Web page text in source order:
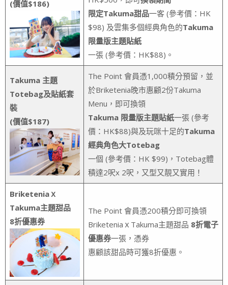
(價值$186)
限定Takuma甜品一客 (參考價：HK
$98) 及雲集多個經典角色的Takuma
限量版主題貼紙
一張 (參考價：HK$88)。
Takuma 主題
Totebag及貼紙套
裝
(價值$187)
The Point 會員憑1,000積分預留，並
於Briketenia晚市惠顧2份Takuma
Menu，即可換領
Takuma 限量版主題貼紙一張 (參考
價：HK$88)與及玩咪十足的Takuma
經典角色大Totebag
一個 (參考價：HK $99)，Totebag體
積達2呎x 2呎，又型又靚又實用！
Briketeniaｘ
Takuma主題甜品
8折優惠券
The Point 會員憑200積分即可換領
BriketeniaｘTakuma主題甜品 8折電子
優惠券一張，憑券
惠顧該甜品時可獲8折優惠。